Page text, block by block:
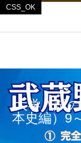
大学入試
本史編）9